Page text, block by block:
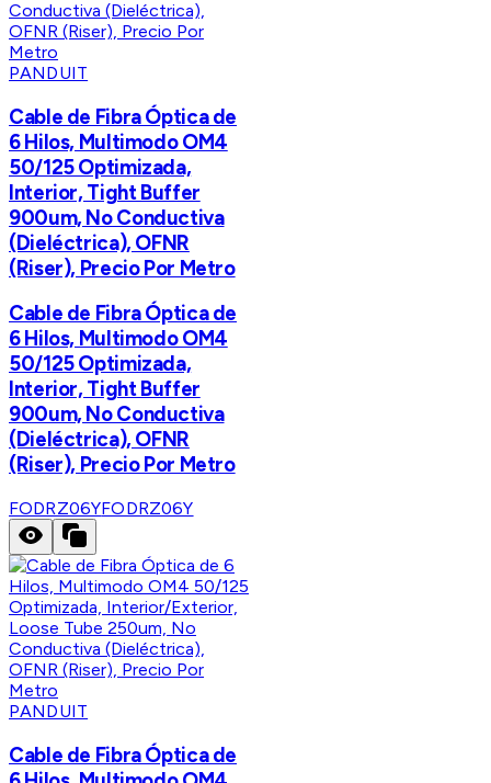
PANDUIT
Cable de Fibra Óptica de
6 Hilos, Multimodo OM4
50/125 Optimizada,
Interior, Tight Buffer
900um, No Conductiva
(Dieléctrica), OFNR
(Riser), Precio Por Metro
Cable de Fibra Óptica de
6 Hilos, Multimodo OM4
50/125 Optimizada,
Interior, Tight Buffer
900um, No Conductiva
(Dieléctrica), OFNR
(Riser), Precio Por Metro
FODRZ06YFODRZ06Y
PANDUIT
Cable de Fibra Óptica de